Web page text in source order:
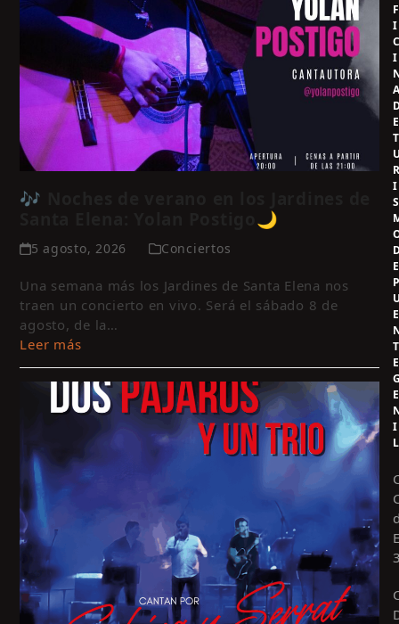
🎶 Noches de verano en los Jardines de
Santa Elena: Yolan Postigo🌙
5 agosto, 2026 Conciertos
Una semana más los Jardines de Santa Elena nos
traen un concierto en vivo. Será el sábado 8 de
agosto, de la…
Leer más
F
I
I
E
T
I
S
E
E
T
E
E
I
L